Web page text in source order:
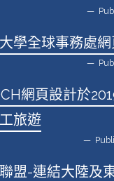
學全球事務處
網頁設計於
旅遊
盟-連結大陸及